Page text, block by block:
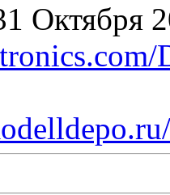
Октября